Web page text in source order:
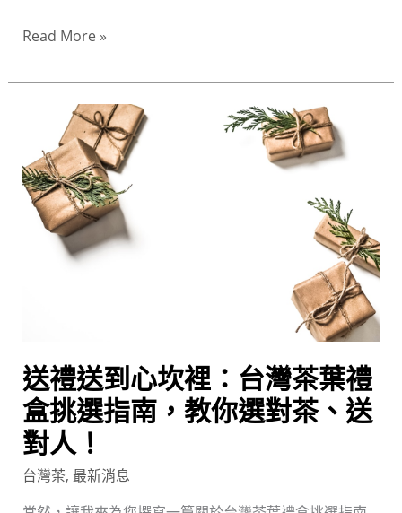
故
山、
梨
山、
旅
Read More »
送禮送到心坎裡：台灣茶葉禮
盒挑選指南，教你選對茶、送
對人！
台灣茶, 最新消息
送
到
心
禮
盒
挑
選
指
南，